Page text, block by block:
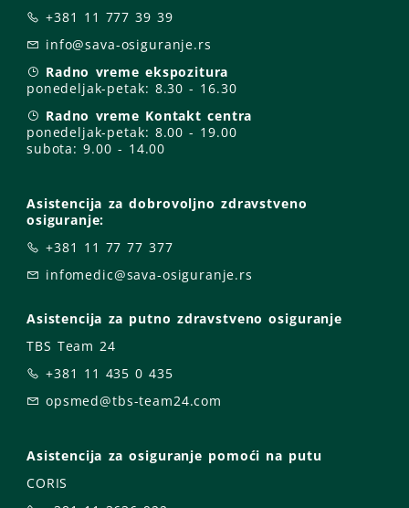
+381 11 777 39 39
info@sava-osiguranje.rs
Radno vreme ekspozitura
ponedeljak-petak: 8.30 - 16.30
Radno vreme Kontakt centra
ponedeljak-petak: 8.00 - 19.00
subota: 9.00 - 14.00
Asistencija za dobrovoljno zdravstveno
osiguranje:
+381 11 77 77 377
infomedic@sava-osiguranje.rs
Asistencija za putno zdravstveno osiguranje
TBS Team 24
+381 11 435 0 435
opsmed@tbs-team24.com
Asistencija za osiguranje pomoći na putu
CORIS